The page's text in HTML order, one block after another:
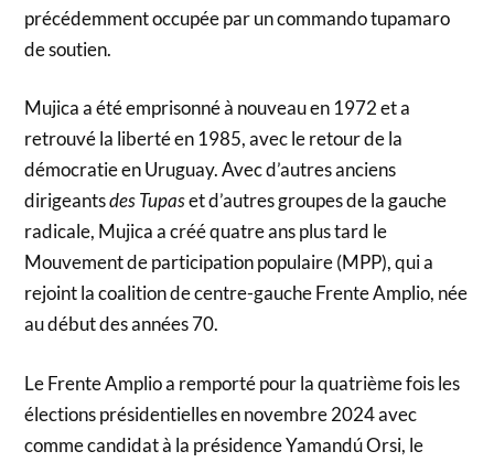
précédemment occupée par un commando tupamaro
de soutien.
Mujica a été emprisonné à nouveau en 1972 et a
retrouvé la liberté en 1985, avec le retour de la
démocratie en Uruguay. Avec d’autres anciens
dirigeantsdes Tupaset d’autres groupes de la gauche
radicale, Mujica a créé quatre ans plus tard le
Mouvement de participation populaire (MPP), qui a
rejoint la coalition de centre-gauche Frente Amplio, née
au début des années 70.
Le Frente Amplio a remporté pour la quatrième fois les
élections présidentielles en novembre 2024 avec
comme candidat à la présidence Yamandú Orsi, le